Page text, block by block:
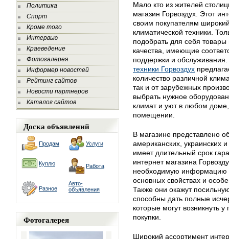
Политика
Спорт
Кроме того
Интервью
Краеведение
Фотогалерея
Информер новостей
Рейтинг сайтов
Новости партнеров
Каталог сайтов
Доска объявлений
Продам Услуги
Куплю Работа
Разное
Авто-
объявления
Фотогалерея
Мало кто из жителей
магазин Горвоздух. Этот
своим покупателям
климатической техники.
подобрать для себя
качества, имеющие
поддержки и обслуживания.
техники Горвоздух
количество различной
так и от зарубежных
выбрать нужное
климат и уют в любом
помещении.
В магазине представлено
американских, украинских
имеет длительный срок
интернет магазина
необходимую информацию
основных свойствах и
Также они окажут
способны дать полные
которые могут возникнуть
покупки.
Широкий ассортимент